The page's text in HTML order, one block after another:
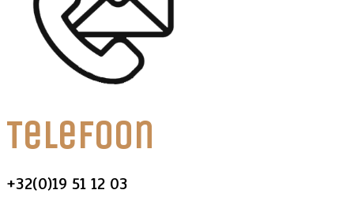
Telefoon
+32(0)19 51 12 03